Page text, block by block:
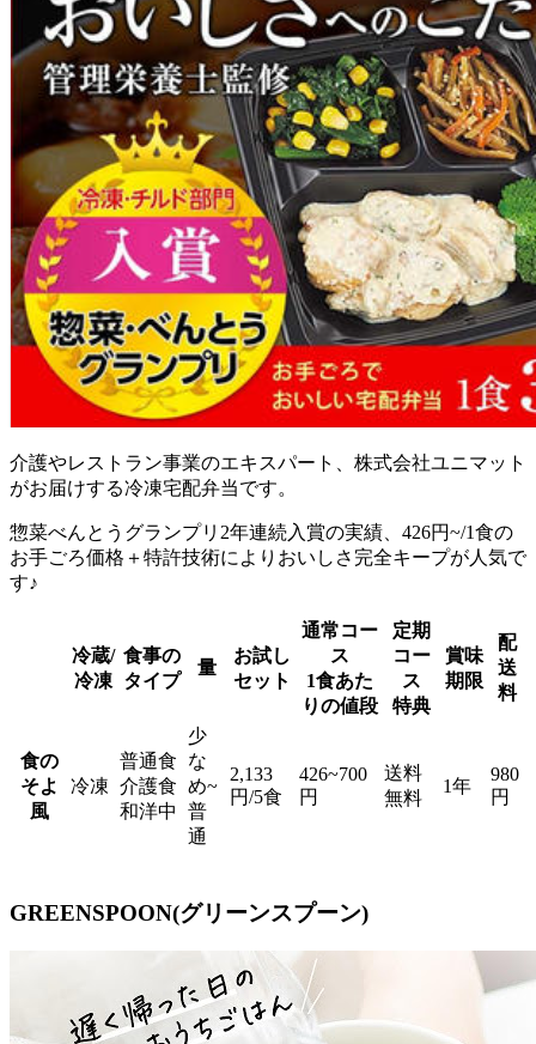
介護やレストラン事業のエキスパート、株式会社ユニマット
がお届けする冷凍宅配弁当です。
惣菜べんとうグランプリ2年連続入賞の実績、426円~/1食の
お手ごろ価格＋特許技術によりおいしさ完全キープが人気で
す♪
冷蔵/
冷凍
食事の
タイプ
量
お試し
セット
通常コー
ス
1食あた
りの値段
定期
コー
ス
特典
賞味
期限
配
送
料
食の
そよ
風
冷凍
普通食
介護食
和洋中
少
な
め~
普
通
2,133
円/5食
426~700
円
送料
無料
1年
980
円
GREENSPOON(グリーンスプーン)